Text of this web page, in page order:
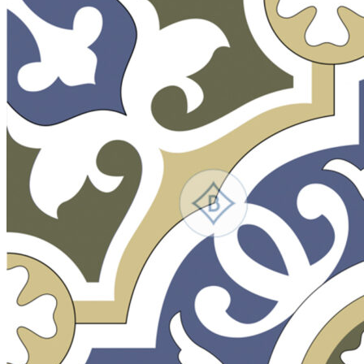
Search
สินค้า
กระเบื้องสระว่ายนํ้า
กระเบื้องสระว่ายน้ำ Cotto
กระเบื้องสระว่ายน้ำ HGn
กระเบื้องสระว่ายน้ำ TGs
กระเบื้องสระว่ายน้ำหินธรรมชาติ
กระเบื้องสระว่ายนํ้า Porcelain stone รุ่น
กระเบื้องขอบสระว่ายน้ำ
กระเบื้องลายโบราณ
กระเบื้องSubway
กระเบื้องเคนไซ
แกรนิตโต้ ไทล์